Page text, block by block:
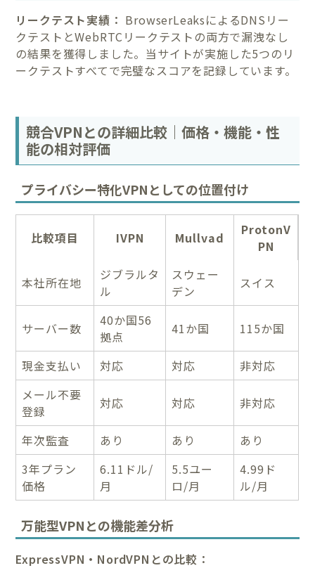
リークテスト実績： BrowserLeaksによるDNSリー
クテストとWebRTCリークテストの両方で漏洩なし
の結果を獲得しました。当サイトが実施した5つのリ
ークテストすべてで完璧なスコアを記録しています。
競合VPNとの詳細比較｜価格・機能・性
能の相対評価
プライバシー特化VPNとしての位置付け
比較項目 IVPN Mullvad
ProtonV
PN
本社所在地
ジブラルタ
ル
スウェー
デン
スイス
サーバー数
40か国56
拠点
41か国 115か国
現金支払い 対応 対応
非対応
メール不要
登録
対応 対応 非対応
年次監査 あり あり
あり
3年プラン
価格
6.11ドル/
月
5.5ユー
ロ/月
4.99ド
ル/月
万能型VPNとの機能差分析
ExpressVPN・NordVPNとの比較：